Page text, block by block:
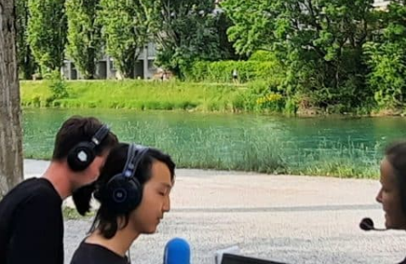
Rules“| Shannon Hughes und Kevin
Schärer
Velo-Trailan der Limmat | Kevin Schärer
und Jae Hyun Chong
Badekulturim Bäderquartier Baden | Jae
Hyun Chong und Edi Aregger
Eine Zusammenarbeit mit derRegionale
2025 – Projektschau Limmattal.